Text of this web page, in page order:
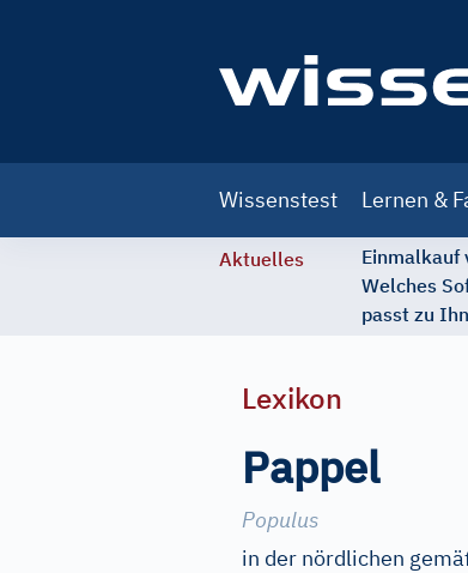
navigation
Wissenstest Lernen &
Aktuelles
Einmalkauf
Welches
passt zu
Lexikon
Pappel
Populus
in der nördlichen